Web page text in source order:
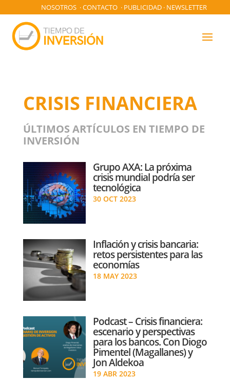
NOSOTROS ·CONTACTO · PUBLICIDAD · NEWSLETTER
CRISIS FINANCIERA
ÚLTIMOS ARTÍCULOS EN TIEMPO DE
INVERSIÓN
Grupo AXA: La próxima
crisis mundial podría ser
tecnológica
30 OCT 2023
Inflación y crisis bancaria:
retos persistentes para las
economías
18 MAY 2023
Podcast – Crisis financiera:
escenario y perspectivas
para los bancos. Con Diogo
Pimentel (Magallanes) y
Jon Aldekoa
19 ABR 2023